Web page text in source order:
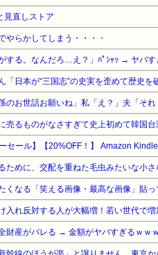
見直しストア
やらかしてしまう・・・・
する。なんだろ…え？」ﾊﾟｼｬｯ → ヤバす
「日本が“三国志”の史実を歪めて歴史を
売るものがなさすぎて史上初めて韓国
くなる「笑える画像・最高な画像」貼
財産がバレる → 金額がヤバすぎるｗｗ